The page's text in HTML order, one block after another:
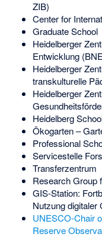
ZIB)
Center for
Graduate School
Heidelberger
Entwicklung
Heidelberger
transkulturelle
Heidelberger
Heidelberg
Ökogarten –
Professional
Servicestelle
Transferzentrum
Research Group
GIS-Station:
Nutzung digitaler
UNESCO-Chair
Reserve